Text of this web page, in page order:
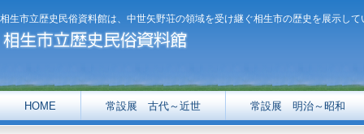
相生市立歴史民俗資料館は、中世矢野荘の領域を受け継ぐ相生市の歴史を展示して
HOME 常設展 古代～近世 常設展 明治～昭和